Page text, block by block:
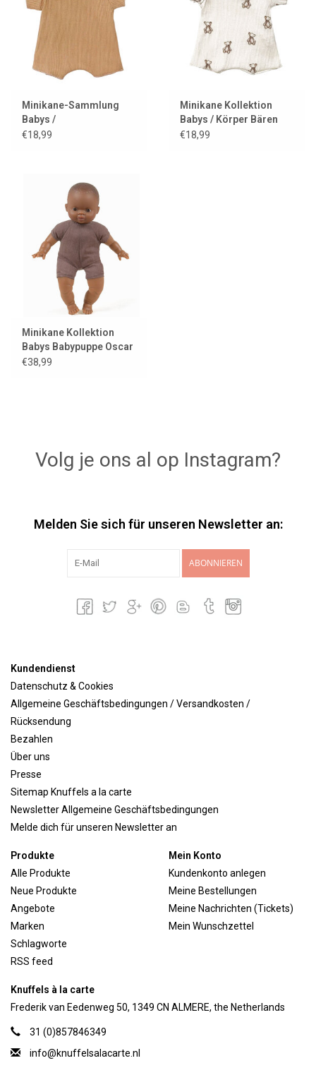
Minikane-Sammlung
Babys /
Körperkassonade
€18,99
Minikane Kollektion
Babys / Körper Bären
€18,99
Minikane Kollektion
Babys Babypuppe Oscar
€38,99
Volg je ons al op Instagram?
Melden Sie sich für unseren Newsletter an:
ABONNIEREN
Kundendienst
Datenschutz & Cookies
Allgemeine Geschäftsbedingungen / Versandkosten /
Rücksendung
Bezahlen
Über uns
Presse
Sitemap Knuffels a la carte
Newsletter Allgemeine Geschäftsbedingungen
Melde dich für unseren Newsletter an
Produkte
Alle Produkte
Neue Produkte
Angebote
Marken
Schlagworte
RSS feed
Mein Konto
Kundenkonto anlegen
Meine Bestellungen
Meine Nachrichten (Tickets)
Mein Wunschzettel
Knuffels à la carte
Frederik van Eedenweg 50, 1349 CN ALMERE, the Netherlands
31 (0)857846349
info@knuffelsalacarte.nl